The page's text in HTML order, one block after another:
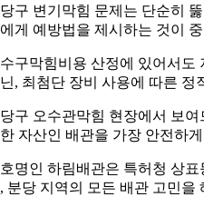
구 변기막힘 문제는 단순히
게 예방법을 제시하는 것이
구막힘비용 산정에 있어서도
, 최첨단 장비 사용에 따른 정
구 오수관막힘 현장에서 보
자산인 배관을 가장 안전하
명인 하림배관은 특허청 상
분당 지역의 모든 배관 고민을